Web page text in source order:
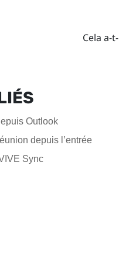
Cela a-
Outlook
depuis l’entrée
Sync